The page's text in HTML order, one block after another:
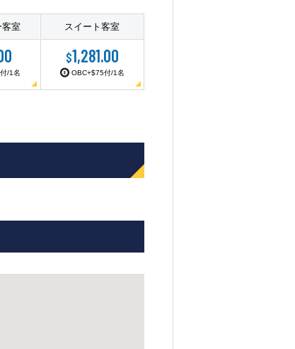
室
/1名
スイート客室
$1,281.00
OBC+$75付/1名